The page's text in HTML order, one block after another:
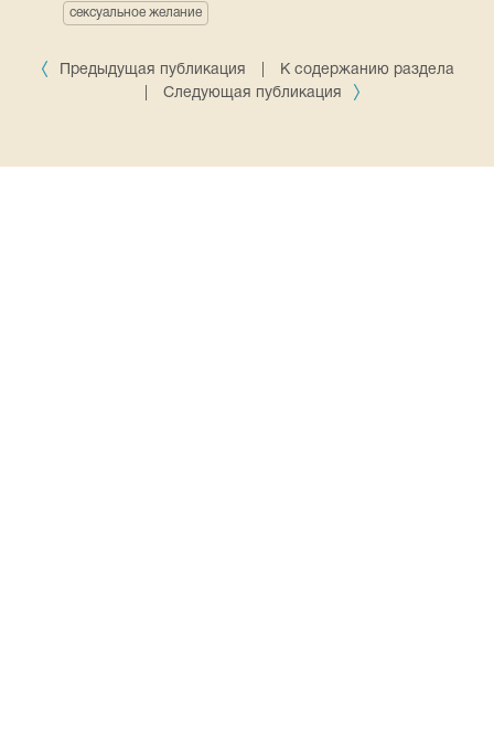
сексуальное желание
Предыдущая публикация
К содержанию раздела
Следующая публикация